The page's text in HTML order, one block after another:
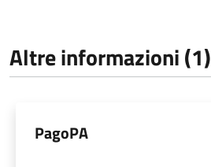
Altre informazioni (1)
PagoPA